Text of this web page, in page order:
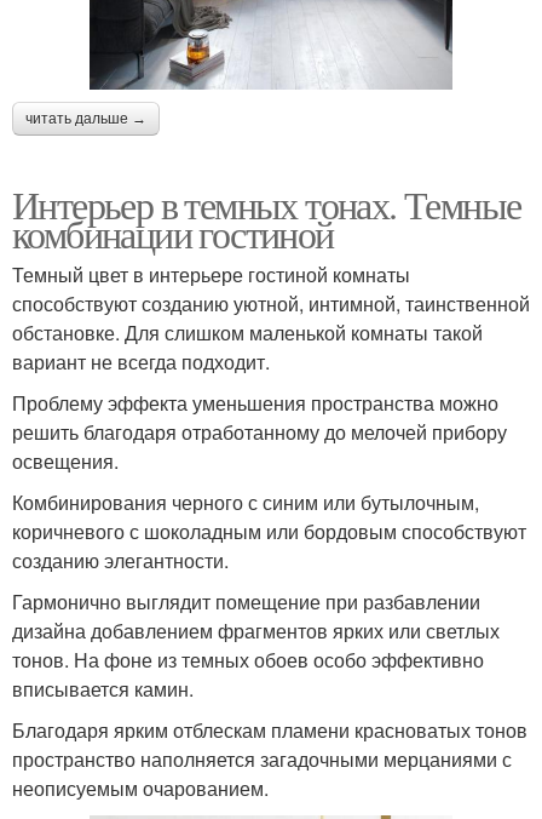
читать дальше →
Интерьер в темных тонах. Темные
комбинации гостиной
Темный цвет в интерьере гостиной комнаты
способствуют созданию уютной, интимной, таинственной
обстановке. Для слишком маленькой комнаты такой
вариант не всегда подходит.
Проблему эффекта уменьшения пространства можно
решить благодаря отработанному до мелочей прибору
освещения.
Комбинирования черного с синим или бутылочным,
коричневого с шоколадным или бордовым способствуют
созданию элегантности.
Гармонично выглядит помещение при разбавлении
дизайна добавлением фрагментов ярких или светлых
тонов. На фоне из темных обоев особо эффективно
вписывается камин.
Благодаря ярким отблескам пламени красноватых тонов
пространство наполняется загадочными мерцаниями с
неописуемым очарованием.